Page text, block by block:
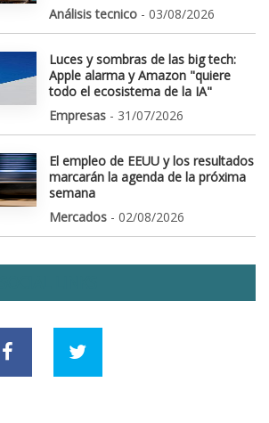
Análisis tecnico - 03/08/2026
Luces y sombras de las big tech:
Apple alarma y Amazon "quiere
todo el ecosistema de la IA"
Empresas - 31/07/2026
El empleo de EEUU y los resultados
marcarán la agenda de la próxima
semana
Mercados - 02/08/2026